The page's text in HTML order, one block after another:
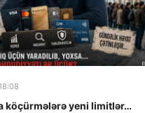
köçürmələrə yeni limitlər…